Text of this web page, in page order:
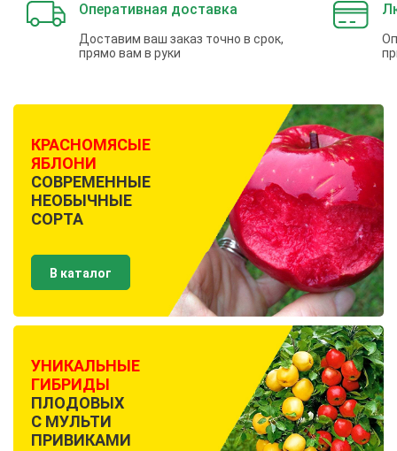
Оперативная доставка
Доставим ваш заказ точно в срок,
прямо вам в руки
КРАСНОМЯСЫЕ
ЯБЛОНИ
СОВРЕМЕННЫЕ
НЕОБЫЧНЫЕ
СОРТА
В каталог
УНИКАЛЬНЫЕ
ГИБРИДЫ
ПЛОДОВЫХ
С МУЛЬТИ
ПРИВИКАМИ